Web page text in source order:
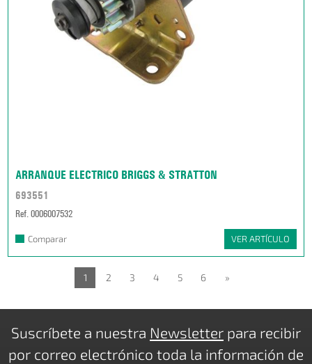
ARRANQUE ELECTRICO BRIGGS & STRATTON
693551
Ref. 0006007532
Comparar VER ARTÍCULO
1 2 3 4 5 6 »
Suscríbete a nuestra Newsletter para recibir
por correo electrónico toda la información de